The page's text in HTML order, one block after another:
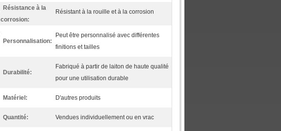
Résistance à la
corrosion:
Résistant à la rouille et à la corrosion
Personnalisation:
Peut être personnalisé avec différentes
finitions et tailles
Durabilité:
Fabriqué à partir de laiton de haute qualité
pour une utilisation durable
Matériel: D'autres produits
Quantité: Vendues individuellement ou en vrac